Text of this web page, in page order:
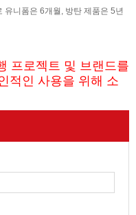
니폼은 6개월, 방탄 제품은 5년
프로젝트 및 브랜드를
적인 사용을 위해 소